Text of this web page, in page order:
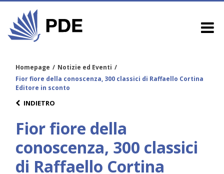
Homepage / Notizie ed Eventi /
Fior fiore della conoscenza, 300 classici di Raffaello Cortina
Editore in sconto
INDIETRO
Fior fiore della
conoscenza, 300 classici
di Raffaello Cortina